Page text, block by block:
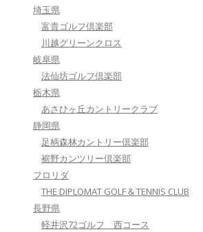
埼玉県
富貴ゴルフ倶楽部
川越グリーンクロス
岐阜県
法仙坊ゴルフ倶楽部
栃木県
あさひヶ丘カントリークラブ
静岡県
足柄森林カントリー倶楽部
裾野カンツリー倶楽部
フロリダ
THE DIPLOMAT GOLF & TENNIS CLUB
長野県
軽井沢72ゴルフ 西コース